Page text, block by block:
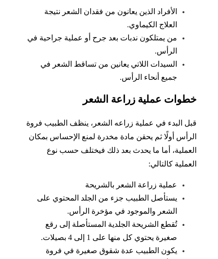
الأفراد الذين يعانون من فقدان الشعر نتيجة
العلاج الكيماوي.
من يمتلكون ندبات بعد جرح أو عملية جراحية في
الرأس.
السيدات اللاتي يعانين من تساقط الشعر في
جميع أنحاء الرأس.
خطوات عملية زراعة الشعر
قبل البدء في عملية زراعه الشعر، ينظف الطبيب فروة
الرأس أولًا ثم يحقن مادة مخدرة لمنع الإحساس بمكان
العملية، أما ما يحدث بعد ذلك فيختلف حسب نوع
العملية كالتالي:
عملية زراعة الشعر بالشريحة
يستأصل الطبيب جزء من الجلد المحتوي على
الشعر والموجود في مؤخرة الرأس.
تُقطع الشريحة الجلدية المستأصلة إلى رقع
صغيرة يحتوي كل منها على 1 إلى 4 بصيلات.
يكون الطبيب عدة شقوق صغيرة في فروة